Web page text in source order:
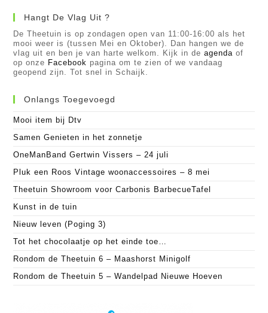
Hangt De Vlag Uit ?
De Theetuin is op zondagen open van 11:00-16:00 als het
mooi weer is (tussen Mei en Oktober). Dan hangen we de
vlag uit en ben je van harte welkom. Kijk in deagenda of
op onze Facebook pagina om te zien of we vandaag
geopend zijn. Tot snel in Schaijk.
Onlangs Toegevoegd
Mooi item bij Dtv
Samen Genieten in het zonnetje
OneManBand Gertwin Vissers – 24 juli
Pluk een Roos Vintage woonaccessoires – 8 mei
Theetuin Showroom voor Carbonis BarbecueTafel
Kunst in de tuin
Nieuw leven (Poging 3)
Tot het chocolaatje op het einde toe…
Rondom de Theetuin 6 – Maashorst Minigolf
Rondom de Theetuin 5 – Wandelpad Nieuwe Hoeven